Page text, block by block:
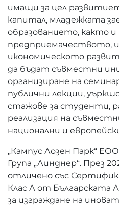
имащи за цел
капитал, младежката
образованието, както и
предприемачеството,
икономическото
да бъдат съвместни
организиране на
публични лекции,
стажове за студенти,
реализация на
национални и
„Кампус Лозен Парк“
Група „Линднер“. През
отличено със
Клас А от Българската
за изграждане на